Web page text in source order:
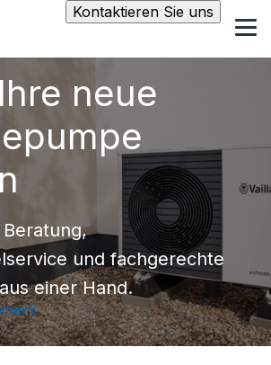
Kontaktieren Sie uns
neue
und fachgerechte
einer Hand.